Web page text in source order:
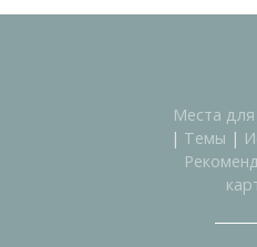
Места
| Темы |